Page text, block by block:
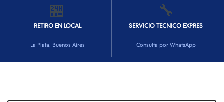
🏪
RETIRO EN LOCAL
La Plata, Buenos Aires
🔧
SERVICIO TECNICO EXPRES
Consulta por WhatsApp